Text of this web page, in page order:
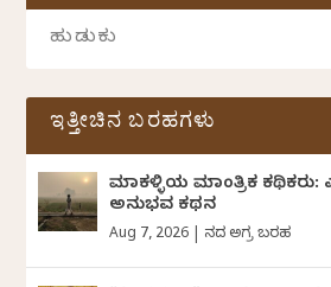
ಇತ್ತೀಚಿನ ಬರಹಗಳು
ಮಾಕಳ್ಳಿಯ ಮಾಂತ್ರಿಕ
ಅನುಭವ ಕಥನ
Aug 7, 2026 ದಿನದ ಅಗ್ರ ಬರಹ